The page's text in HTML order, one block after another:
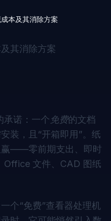
本及其消除方案
其消除方案
承诺：一个免费的文档
装，且“开箱即用”。纸
赢——零前期支出、即时
Office 文件、CAD 图纸
个“免费”查看器处理机